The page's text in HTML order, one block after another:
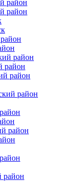
район
район
район
район
район
район
район
район